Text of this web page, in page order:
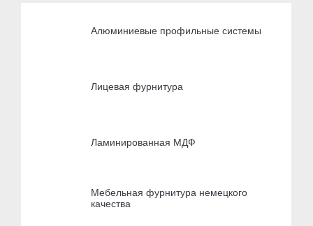
Алюминиевые профильные системы
Лицевая фурнитура
Ламинированная МДФ
Мебельная фурнитура немецкого
качества